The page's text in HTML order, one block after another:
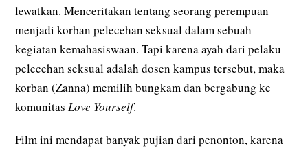
lewatkan. Menceritakan tentang seorang perempuan
menjadi korban pelecehan seksual dalam sebuah
kegiatan kemahasiswaan. Tapi karena ayah dari pelaku
pelecehan seksual adalah dosen kampus tersebut, maka
korban (Zanna) memilih bungkam dan bergabung ke
komunitasLove Yourself.
Film ini mendapat banyak pujian dari penonton, karena